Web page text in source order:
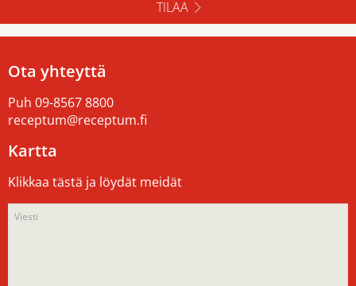
TILAA
Ota yhteyttä
Puh 09-8567 8800
receptum@receptum.fi
Kartta
Klikkaa tästä ja löydät meidät